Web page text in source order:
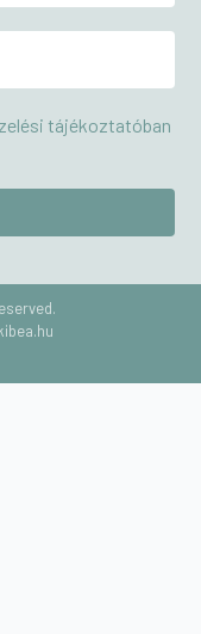
tájékoztatóban